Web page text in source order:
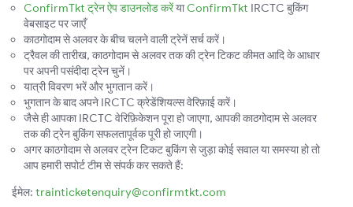
ConfirmTkt ट्रेन ऐप डाउनलोड करेंयाConfirmTkt IRCTC बुकिंग
वेबसाइट पर जाएँ
काठगोदाम से अलवर के बीच चलने वाली ट्रेनें सर्च करें।
ट्रैवल की तारीख, काठगोदाम से अलवर तक की ट्रेन टिकट कीमत आदि के आधार
पर अपनी पसंदीदा ट्रेन चुनें।
यात्री विवरण भरें और भुगतान करें।
भुगतान के बाद अपने IRCTC क्रेडेंशियल्स वेरिफ़ाई करें।
जैसे ही आपका IRCTC वेरिफ़िकेशन पूरा हो जाएगा, आपकी काठगोदाम से अलवर
तक की ट्रेन बुकिंग सफलतापूर्वक पूरी हो जाएगी।
अगर काठगोदाम से अलवर ट्रेन टिकट बुकिंग से जुड़ा कोई सवाल या समस्या हो तो
आप हमारी सपोर्ट टीम से संपर्क कर सकते हैं:
ईमेल: trainticketenquiry@confirmtkt.com